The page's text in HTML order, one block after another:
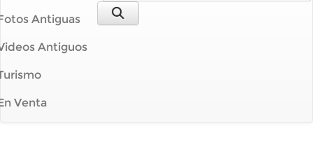
Antiguas
Antiguos
Venta